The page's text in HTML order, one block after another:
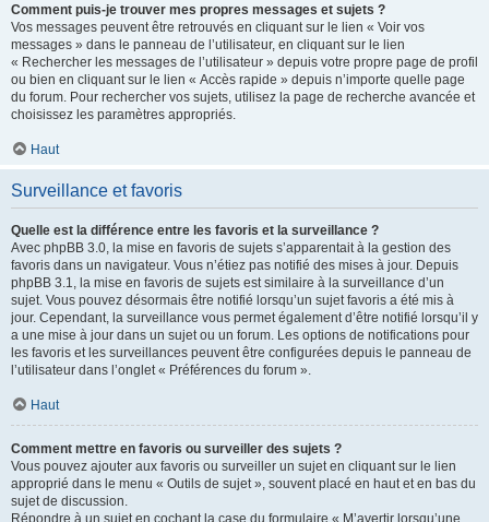
Comment puis-je trouver mes propres messages et sujets ?
Vos messages peuvent être retrouvés en cliquant sur le lien « Voir vos
messages » dans le panneau de l’utilisateur, en cliquant sur le lien
« Rechercher les messages de l’utilisateur » depuis votre propre page de profil
ou bien en cliquant sur le lien « Accès rapide » depuis n’importe quelle page
du forum. Pour rechercher vos sujets, utilisez la page de recherche avancée et
choisissez les paramètres appropriés.
Haut
Surveillance et favoris
Quelle est la différence entre les favoris et la surveillance ?
Avec phpBB 3.0, la mise en favoris de sujets s’apparentait à la gestion des
favoris dans un navigateur. Vous n’étiez pas notifié des mises à jour. Depuis
phpBB 3.1, la mise en favoris de sujets est similaire à la surveillance d’un
sujet. Vous pouvez désormais être notifié lorsqu’un sujet favoris a été mis à
jour. Cependant, la surveillance vous permet également d’être notifié lorsqu’il y
a une mise à jour dans un sujet ou un forum. Les options de notifications pour
les favoris et les surveillances peuvent être configurées depuis le panneau de
l’utilisateur dans l’onglet « Préférences du forum ».
Haut
Comment mettre en favoris ou surveiller des sujets ?
Vous pouvez ajouter aux favoris ou surveiller un sujet en cliquant sur le lien
approprié dans le menu « Outils de sujet », souvent placé en haut et en bas du
sujet de discussion.
Répondre à un sujet en cochant la case du formulaire « M’avertir lorsqu’une